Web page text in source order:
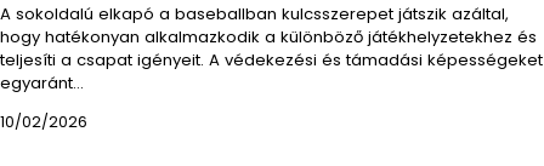
A sokoldalú elkapó a baseballban kulcsszerepet játszik azáltal,
hogy hatékonyan alkalmazkodik a különböző játékhelyzetekhez és
teljesíti a csapat igényeit. A védekezési és támadási képességeket
egyaránt…
10/02/2026